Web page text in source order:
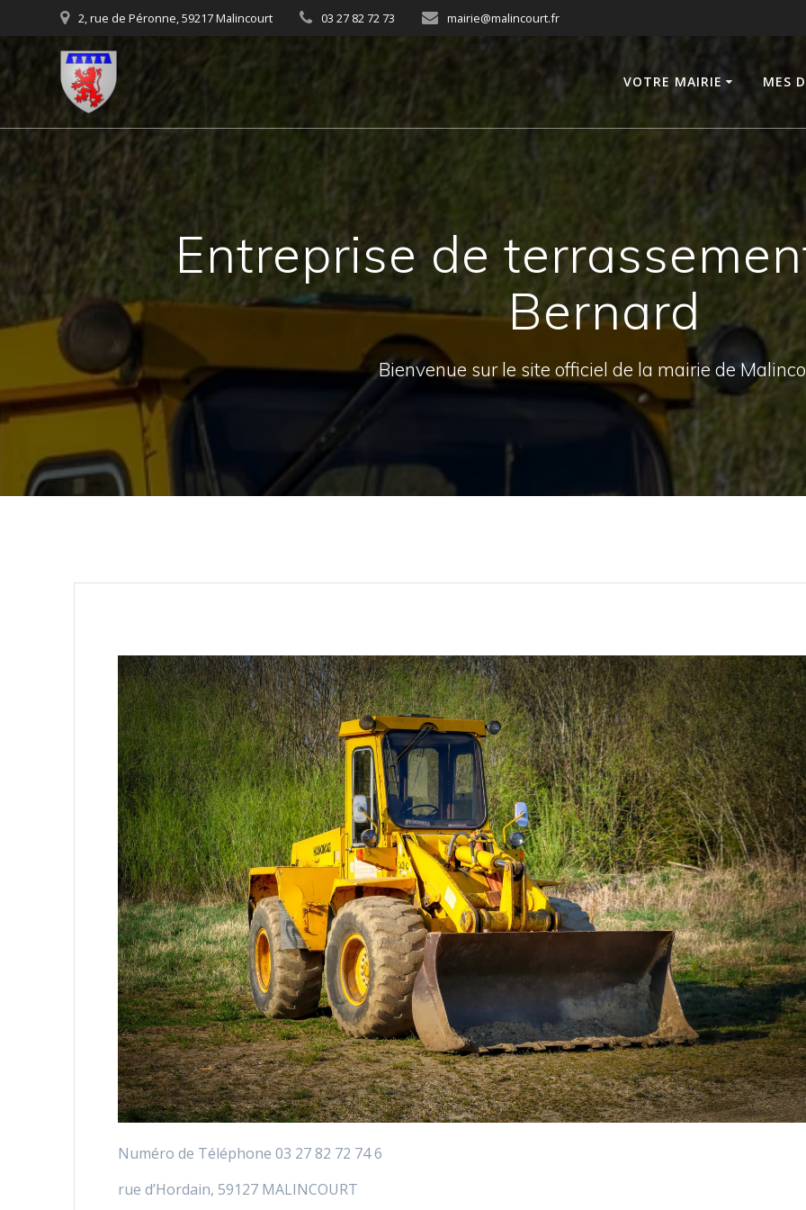
to
2, rue de Péronne, 59217 Malincourt 03 27 82 72 73 mairie@malincourt.fr
VOTRE MAIRIE MES
Entreprise de
Bernard
Bienvenue sur le site officiel de la mairie de
Numéro de Téléphone 03 27 82 72 74 6
rue d’Hordain, 59127 MALINCOURT